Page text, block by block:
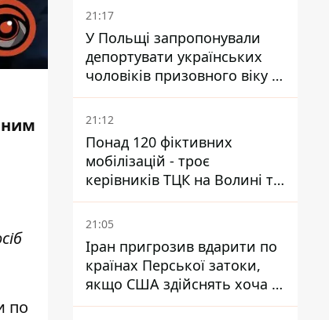
по
21:17
У Польщі запропонували
депортувати українських
чоловіків призовного віку -
кого це може торкнутися
21:12
Понад 120 фіктивних
мобілізацій - троє
керівників ТЦК на Волині та
Буковині отримали підозри
за фейкові звіти
21:05
Іран пригрозив вдарити по
країнах Перської затоки,
якщо США здійснять хоча б
одну атаку - Reuters